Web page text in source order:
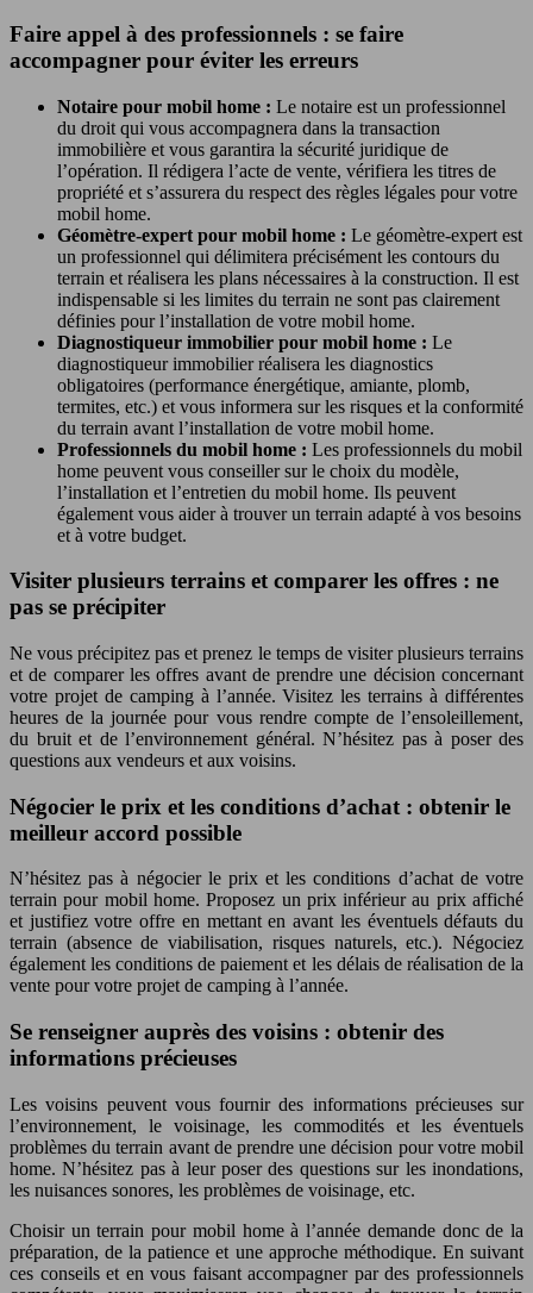
Faire appel à des professionnels : se faire
accompagner pour éviter les erreurs
Notaire pour mobil home : Le notaire est un professionnel
du droit qui vous accompagnera dans la transaction
immobilière et vous garantira la sécurité juridique de
l’opération. Il rédigera l’acte de vente, vérifiera les titres de
propriété et s’assurera du respect des règles légales pour votre
mobil home.
Géomètre-expert pour mobil home : Le géomètre-expert est
un professionnel qui délimitera précisément les contours du
terrain et réalisera les plans nécessaires à la construction. Il est
indispensable si les limites du terrain ne sont pas clairement
définies pour l’installation de votre mobil home.
Diagnostiqueur immobilier pour mobil home : Le
diagnostiqueur immobilier réalisera les diagnostics
obligatoires (performance énergétique, amiante, plomb,
termites, etc.) et vous informera sur les risques et la conformité
du terrain avant l’installation de votre mobil home.
Professionnels du mobil home : Les professionnels du mobil
home peuvent vous conseiller sur le choix du modèle,
l’installation et l’entretien du mobil home. Ils peuvent
également vous aider à trouver un terrain adapté à vos besoins
et à votre budget.
Visiter plusieurs terrains et comparer les offres : ne
pas se précipiter
Ne vous précipitez pas et prenez le temps de visiter plusieurs terrains
et de comparer les offres avant de prendre une décision concernant
votre projet de camping à l’année. Visitez les terrains à différentes
heures de la journée pour vous rendre compte de l’ensoleillement,
du bruit et de l’environnement général. N’hésitez pas à poser des
questions aux vendeurs et aux voisins.
Négocier le prix et les conditions d’achat : obtenir le
meilleur accord possible
N’hésitez pas à négocier le prix et les conditions d’achat de votre
terrain pour mobil home. Proposez un prix inférieur au prix affiché
et justifiez votre offre en mettant en avant les éventuels défauts du
terrain (absence de viabilisation, risques naturels, etc.). Négociez
également les conditions de paiement et les délais de réalisation de la
vente pour votre projet de camping à l’année.
Se renseigner auprès des voisins : obtenir des
informations précieuses
Les voisins peuvent vous fournir des informations précieuses sur
l’environnement, le voisinage, les commodités et les éventuels
problèmes du terrain avant de prendre une décision pour votre mobil
home. N’hésitez pas à leur poser des questions sur les inondations,
les nuisances sonores, les problèmes de voisinage, etc.
Choisir un terrain pour mobil home à l’année demande donc de la
préparation, de la patience et une approche méthodique. En suivant
ces conseils et en vous faisant accompagner par des professionnels